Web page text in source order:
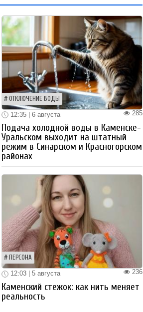
ОТКЛЮЧЕНИЕ ВОДЫ
285
12:35 | 6 августа
Подача холодной воды в Каменске-
Уральском выходит на штатный
режим в Синарском и Красногорском
районах
ПЕРСОНА
236
12:03 | 5 августа
Каменский стежок: как нить меняет
реальность